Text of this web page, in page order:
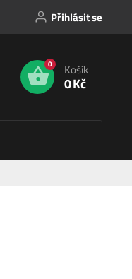
Přihlásit se
0 Košík
0 Kč